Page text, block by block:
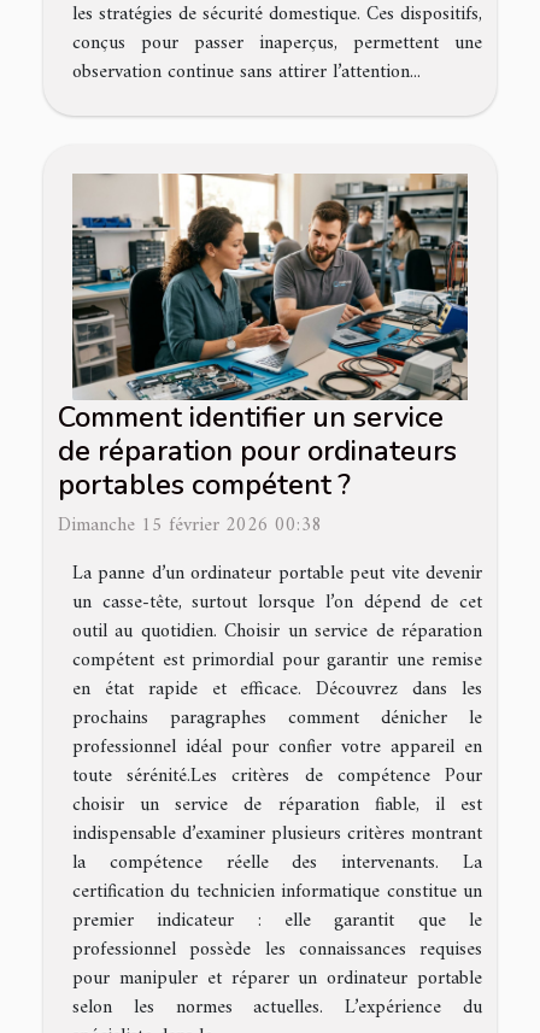
les stratégies de sécurité domestique. Ces dispositifs,
conçus pour passer inaperçus, permettent une
observation continue sans attirer l’attention...
Comment identifier un service
de réparation pour ordinateurs
portables compétent ?
Dimanche 15 février 2026 00:38
La panne d’un ordinateur portable peut vite devenir
un casse-tête, surtout lorsque l’on dépend de cet
outil au quotidien. Choisir un service de réparation
compétent est primordial pour garantir une remise
en état rapide et efficace. Découvrez dans les
prochains paragraphes comment dénicher le
professionnel idéal pour confier votre appareil en
toute sérénité.Les critères de compétence Pour
choisir un service de réparation fiable, il est
indispensable d’examiner plusieurs critères montrant
la compétence réelle des intervenants. La
certification du technicien informatique constitue un
premier indicateur : elle garantit que le
professionnel possède les connaissances requises
pour manipuler et réparer un ordinateur portable
selon les normes actuelles. L’expérience du